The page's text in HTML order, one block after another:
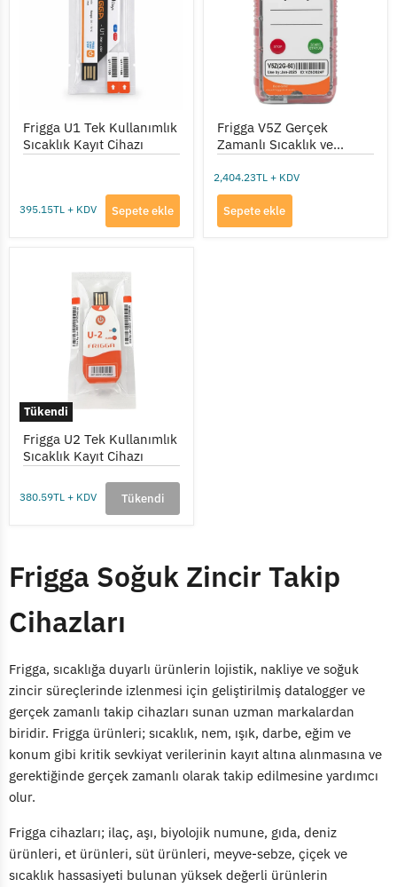
Frigga U1 Tek Kullanımlık
Sıcaklık Kayıt Cihazı
395.15TL + KDV Sepete ekle
Sıcaklık
Kullanımlık)
Frigga V5Z Gerçek
Zamanlı Sıcaklık ve
Kullanımlık)
2,404.23TL + KDV
Sepete ekle
Tükendi
Kullanımlık
Frigga U2 Tek Kullanımlık
Sıcaklık Kayıt Cihazı
380.59TL + KDV Tükendi
Frigga Soğuk Zincir Takip
Cihazları
Frigga, sıcaklığa duyarlı ürünlerin lojistik, nakliye ve soğuk
zincir süreçlerinde izlenmesi için geliştirilmiş datalogger ve
gerçek zamanlı takip cihazları sunan uzman markalardan
biridir. Frigga ürünleri; sıcaklık, nem, ışık, darbe, eğim ve
konum gibi kritik sevkiyat verilerinin kayıt altına alınmasına ve
gerektiğinde gerçek zamanlı olarak takip edilmesine yardımcı
olur.
Frigga cihazları; ilaç, aşı, biyolojik numune, gıda, deniz
ürünleri, et ürünleri, süt ürünleri, meyve-sebze, çiçek ve
sıcaklık hassasiyeti bulunan yüksek değerli ürünlerin